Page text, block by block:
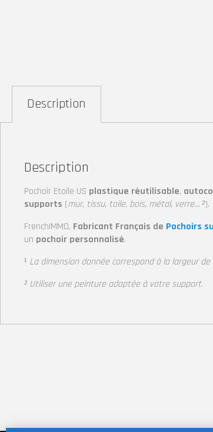
Description
Description
Pochoir Etoile US plastique réutilisable,
supports (mur, tissu, toile, bois, métal, verre… ²).
FrenchIMMO, Fabricant Français de Pochoirs
un pochoir personnalisé.
¹ La dimension donnée correspond à la largeurde
² Utiliser une peinture adaptée à votre support.